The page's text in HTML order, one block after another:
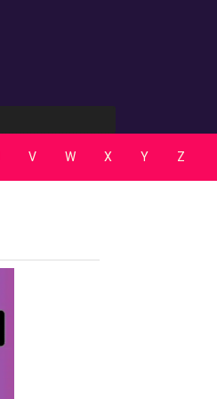
V W X Y Z